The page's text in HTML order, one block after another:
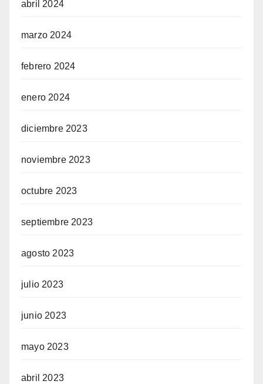
abril 2024
marzo 2024
febrero 2024
enero 2024
diciembre 2023
noviembre 2023
octubre 2023
septiembre 2023
agosto 2023
julio 2023
junio 2023
mayo 2023
abril 2023